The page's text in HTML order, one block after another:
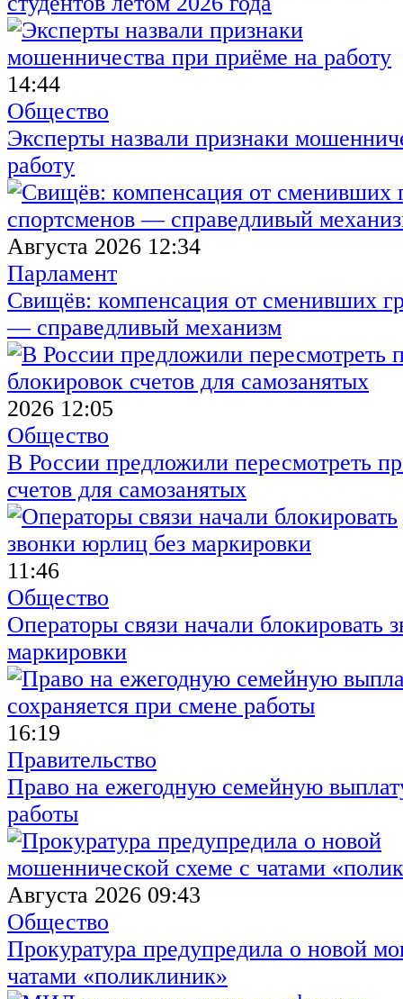
14:44
Общество
Эксперты назвали признаки
работу
Августа 2026 12:34
Парламент
Свищёв: компенсация от сменивших
— справедливый механизм
2026 12:05
Общество
В России предложили пересмотреть
счетов для самозанятых
11:46
Общество
Операторы связи начали блокировать
маркировки
16:19
Правительство
Право на ежегодную семейную
работы
Августа 2026 09:43
Общество
Прокуратура предупредила о новой
чатами «поликлиник»